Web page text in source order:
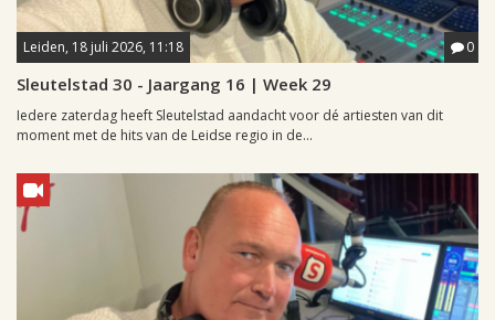
Leiden, 18 juli 2026, 11:18 0
Sleutelstad 30 - Jaargang 16 | Week 29
Iedere zaterdag heeft Sleutelstad aandacht voor dé artiesten van dit
moment met de hits van de Leidse regio in de...